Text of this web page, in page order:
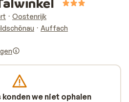
Oostenrijk
Auffach
we niet ophalen